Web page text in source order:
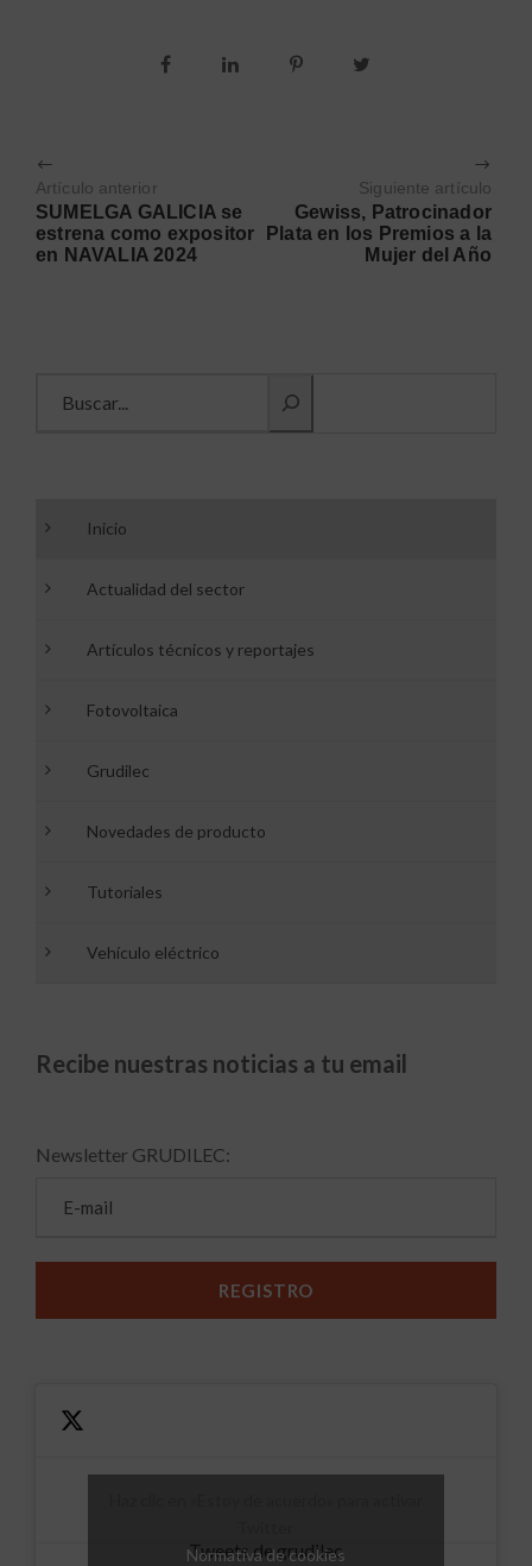
Artículo anterior
SUMELGA GALICIA se
estrena como expositor
en NAVALIA 2024
Siguiente artículo
Gewiss, Patrocinador
Plata en los Premios a la
Mujer del Año
Inicio
Actualidad del sector
Artículos técnicos y reportajes
Fotovoltaica
Grudilec
Novedades de producto
Tutoriales
Vehículo eléctrico
Recibe nuestras noticias a tu email
Newsletter GRUDILEC:
Tweets de grudilec
Normativa de cookies